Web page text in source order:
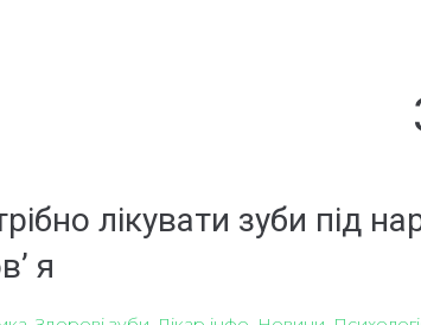
лікувати зуби під
я